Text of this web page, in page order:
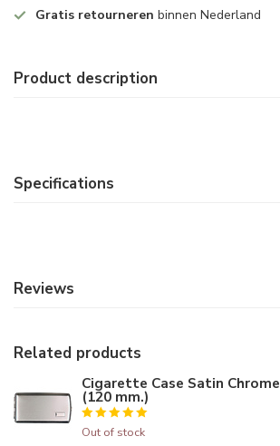
Gratis retourneren binnen Nederland
Product description
Specifications
Reviews
Related products
Cigarette Case Satin Chrome
(120 mm.)
Out of stock